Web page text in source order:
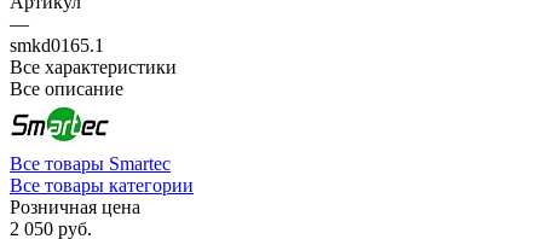
—
smkd0165.1
Все характеристики
Все описание
Все товары Smartec
Все товары категории
Розничная цена
2 050 руб.